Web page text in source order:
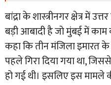
बांद्रा के शास्त्रीनगर क्षेत्र में
बड़ी आबादी है जो मुंबई में
कहा कि तीन मंजिला इमारत
पहले गिरा दिया गया था,
हो गई थी। इसलिए इस मामले